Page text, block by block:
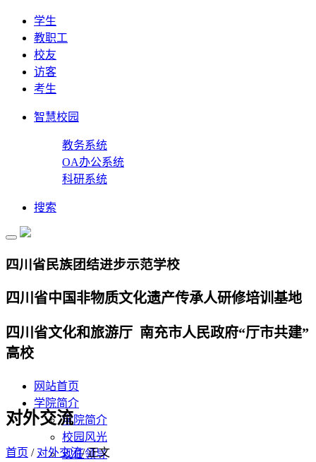
学生
教职工
校友
访客
考生
智慧校园
教务系统
OA办公系统
科研系统
搜索
四川省民族团结进步示范学校
四川省中国非物质文化遗产传承人研修培训基地
四川省文化和旅游厅 南充市人民政府“厅市共建”
高校
网站首页
学院简介
学院简介
校园风光
现任领导
对外交流
首页 / 对外交流/ 正文